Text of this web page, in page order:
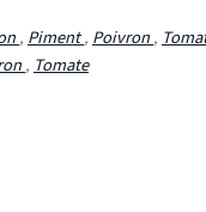
, Piment, Poivron,
, Tomate